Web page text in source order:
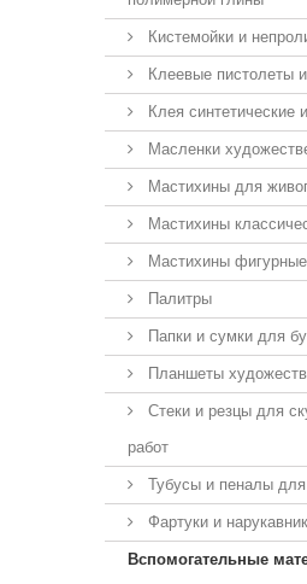
Кистемойки и
Клеевые пистолеты
Клея синтетические
Масленки
Мастихины для
Мастихины
Мастихины
Палитры
Папки и сумки для
Планшеты
Стеки и резцы для
работ
Тубусы и пеналы для
Фартуки и
Вспомогательные